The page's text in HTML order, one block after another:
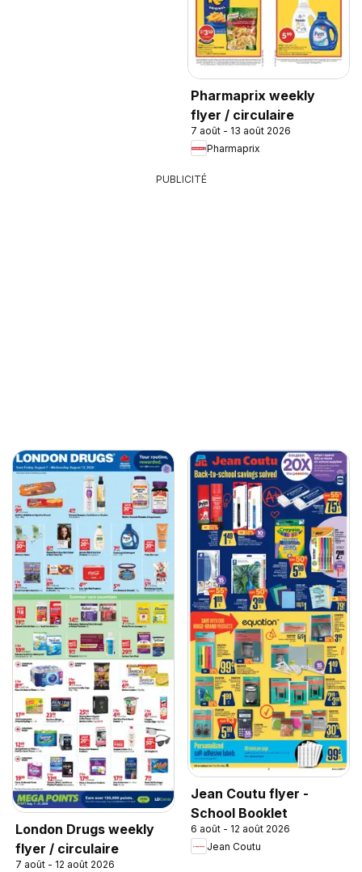
Pharmaprix weekly
flyer / circulaire
7 août - 13 août 2026
Pharmaprix
PUBLICITÉ
London Drugs weekly
flyer / circulaire
7 août - 12 août 2026
Jean Coutu flyer -
School Booklet
6 août - 12 août 2026
Jean Coutu